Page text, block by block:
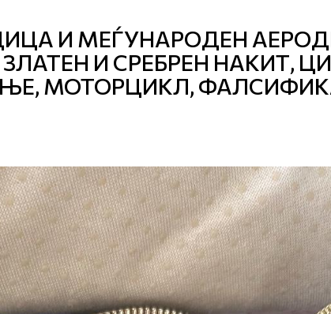
И МЕЃУНАРОДЕН
И СРЕБРЕН НАКИТ,
МОТОРЦИКЛ,